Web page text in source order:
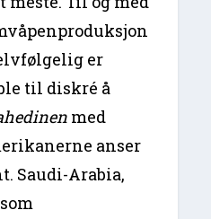
er
til diskré å
med
anser
Saudi-Arabia,